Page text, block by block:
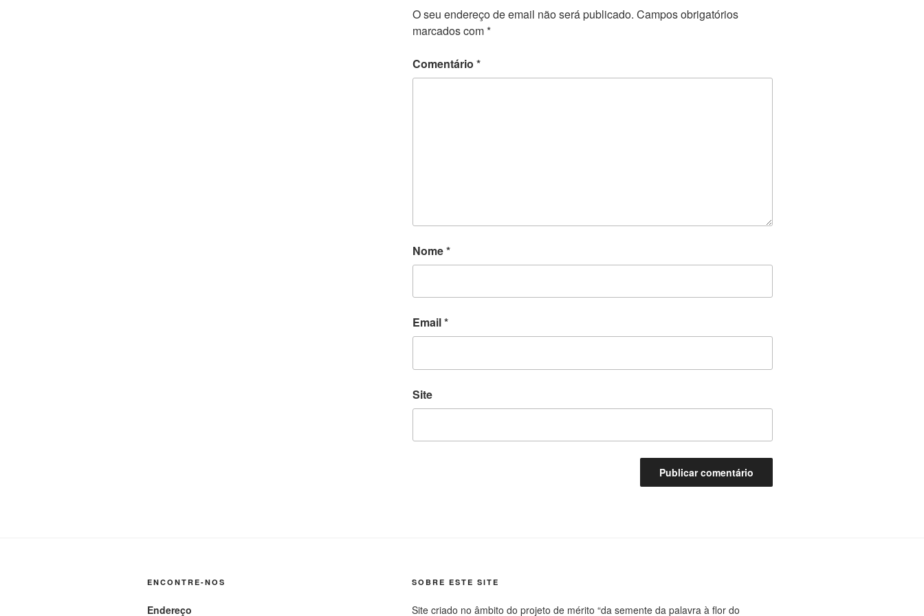
O seu endereço de email não será publicado. Campos obrigatórios
marcados com*
Comentário *
Nome*
Email*
Site
ENCONTRE-NOS
Endereço
SOBRE ESTE SITE
Site criado no âmbito do projeto de mérito “da semente da palavra à flor do